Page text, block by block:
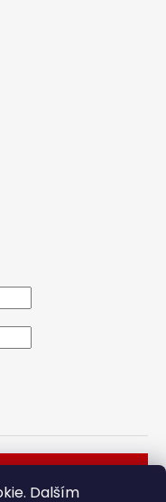
Dalším